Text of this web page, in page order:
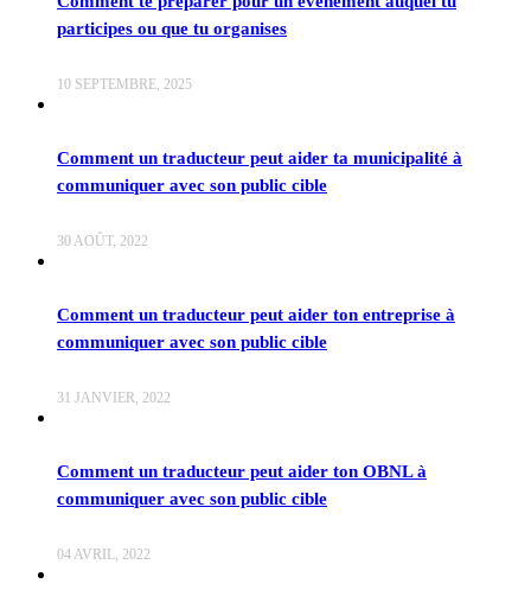
participes ou que tu organises
10 SEPTEMBRE, 2025
Comment un traducteur peut aider ta municipalité à
communiquer avec son public cible
30 AOÛT, 2022
Comment un traducteur peut aider ton entreprise à
communiquer avec son public cible
31 JANVIER, 2022
Comment un traducteur peut aider ton OBNL à
communiquer avec son public cible
04 AVRIL, 2022